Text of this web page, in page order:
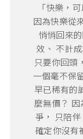
「快樂，
因為快樂從
悄悄回來
效、 不計
只要你回頭
一個毫不保
早已稀有的
麼無價？
爭， 只陪
確定你沒有